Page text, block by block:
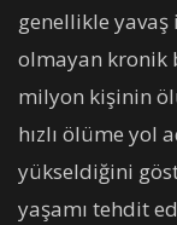
genellikle
olmayan kronik
milyon kişinin
hızlı ölüme yol
yükseldiğini
yaşamı tehdit